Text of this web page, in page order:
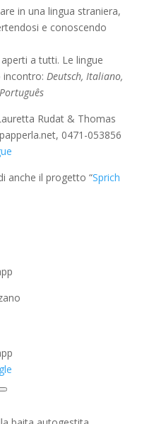
in una lingua straniera,
e conoscendo
a tutti. Le lingue
incontro: Deutsch, Italiano,
Rudat & Thomas
0471-053856
anche il progetto “Sprich